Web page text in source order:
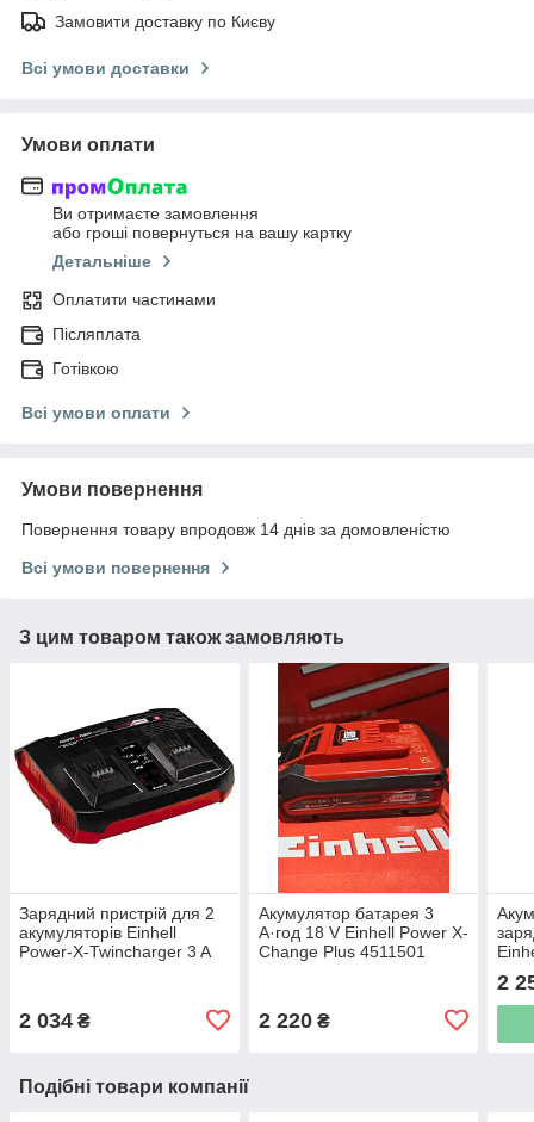
Замовити доставку по Києву
Всі умови доставки
Умови оплати
Ви отримаєте замовлення
або гроші повернуться на вашу картку
Детальніше
Оплатити частинами
Післяплата
Готівкою
Всі умови оплати
Умови повернення
Повернення товару впродовж 14 днів за домовленістю
Всі умови повернення
З цим товаром також замовляють
Зарядний пристрій для 2
акумуляторів Einhell
Power-X-Twincharger 3 A
2 034 ₴
Акумулятор батарея 3
А·год 18 V Einhell Power X-
Change Plus 4511501
2 220₴
2
Подібні товари компанії